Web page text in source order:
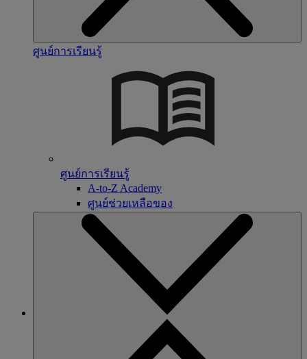
ศูนย์การเรียนรู้
ศูนย์การเรียนรู้
A-to-Z Academy
ศูนย์ช่วยเหลือของ